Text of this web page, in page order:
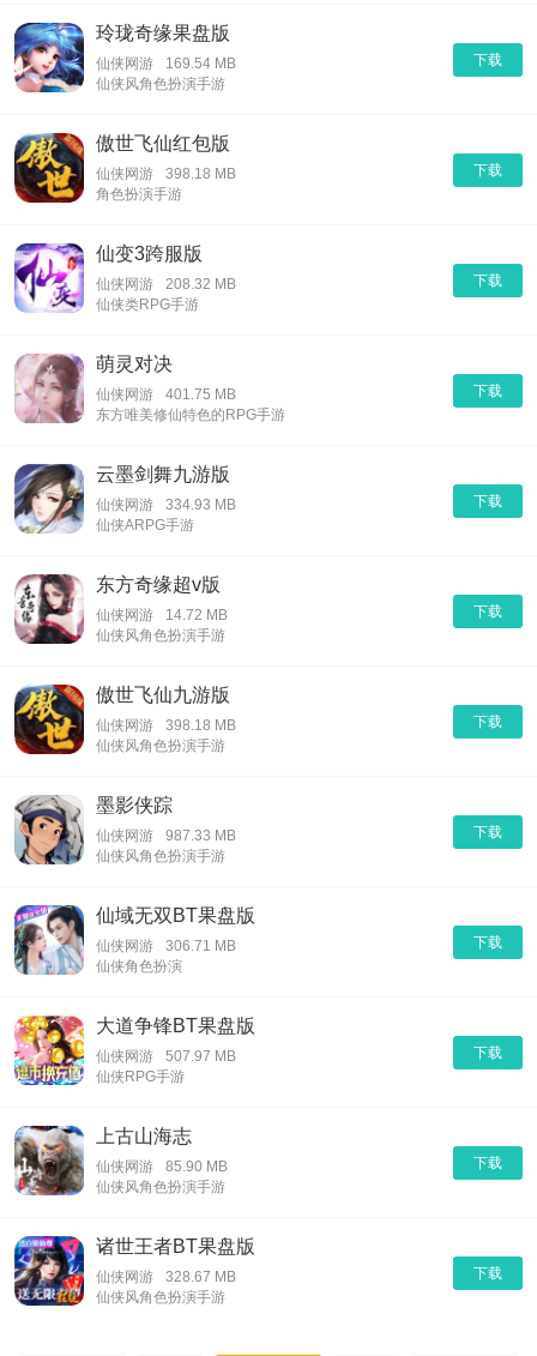
下载
玲珑奇缘果盘版
仙侠网游
169.54 MB
仙侠风角色扮演手游
下载
傲世飞仙红包版
仙侠网游
398.18 MB
角色扮演手游
下载
仙变3跨服版
仙侠网游
208.32 MB
仙侠类RPG手游
下载
萌灵对决
仙侠网游
401.75 MB
东方唯美修仙特色的RPG手游
下载
云墨剑舞九游版
仙侠网游
334.93 MB
仙侠ARPG手游
下载
东方奇缘超v版
仙侠网游
14.72 MB
仙侠风角色扮演手游
下载
傲世飞仙九游版
仙侠网游
398.18 MB
仙侠风角色扮演手游
下载
墨影侠踪
仙侠网游
987.33 MB
仙侠风角色扮演手游
下载
仙域无双BT果盘版
仙侠网游
306.71 MB
仙侠角色扮演
下载
大道争锋BT果盘版
仙侠网游
507.97 MB
仙侠RPG手游
下载
上古山海志
仙侠网游
85.90 MB
仙侠风角色扮演手游
下载
诸世王者BT果盘版
仙侠网游
328.67 MB
仙侠风角色扮演手游